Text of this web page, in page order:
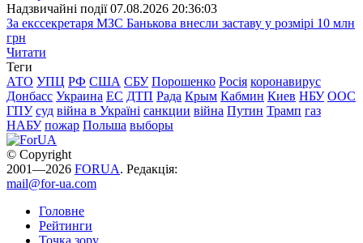
Надзвичайні події 07.08.2026 20:36:03
За екссекретаря МЗС Банькова внесли заставу у розмірі 10 млн
грн
Читати
Теги
АТО УПЦ РФ США СБУ Порошенко Росія коронавирус
Донбасс Украина ЕС ДТП Рада Крым Кабмин Киев НБУ ООС
ГПУ суд війна в Україні санкции війна Путин Трамп газ
НАБУ пожар Польша выборы
© Copyright
2001—2026 FORUA. Редакція:
mail@for-ua.com
Головне
Рейтинги
Точка зору